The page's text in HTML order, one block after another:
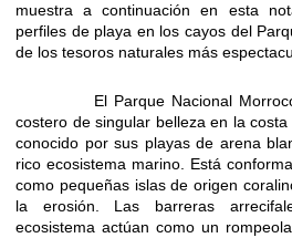
muestra a continuación en esta
perfiles de playa en los cayos del
de los tesoros naturales más
El Parque Nacional Morrocoy
costero de singular belleza en la
conocido por sus playas de arena
rico ecosistema marino. Está
como pequeñas islas de origen
la erosión. Las barreras
ecosistema actúan como un